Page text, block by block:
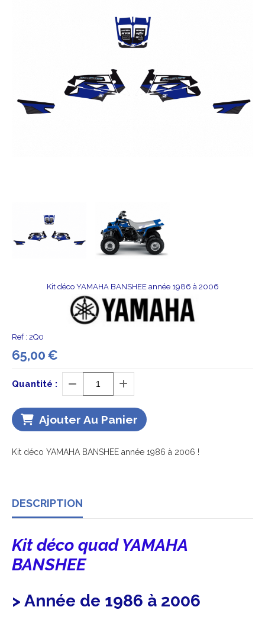
Kit déco YAMAHA BANSHEE année 1986 à 2006
Ref : 2Q0
65,00€
Quantité :
Ajouter Au Panier
Kit déco YAMAHA BANSHEE année 1986 à 2006 !
DESCRIPTION
Kit déco quad YAMAHA
BANSHEE
> Année de 1986 à 2006